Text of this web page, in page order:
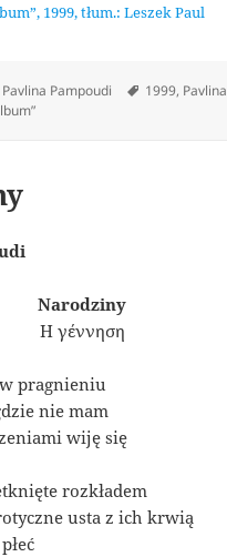
1999, tłum.: Leszek Paul
Categories
Pavlina Pampoudi Tags
1999, Pavlina
Narodziny
Η γέννηση
pragnieniu
nie mam
wiję się
rozkładem
usta z ich krwią